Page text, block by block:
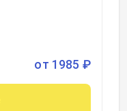
от 1985 ₽